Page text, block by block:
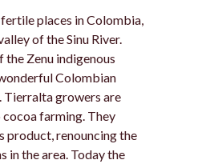
places in Colombia,
of the Sinu River.
the Zenu indigenous
Colombian
Tierralta growers are
farming. They
product, renouncing the
in the area. Today the